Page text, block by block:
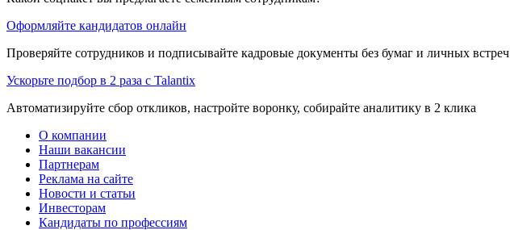
Оформляйте кандидатов онлайн
Проверяйте сотрудников и подписывайте кадровые документы без бумаг и личных встреч
Ускорьте подбор в 2 раза с Talantix
Автоматизируйте сбор откликов, настройте воронку, собирайте аналитику в 2 клика
О компании
Наши вакансии
Партнерам
Реклама на сайте
Новости и статьи
Инвесторам
Кандидаты по профессиям